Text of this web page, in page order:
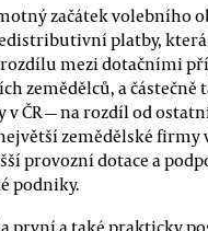
začátek volebního
platby,
mezi dotačními
zemědělců, a částečně
v ČR — na rozdíl od
zemědělské firmy
provozní dotace a
podniky.